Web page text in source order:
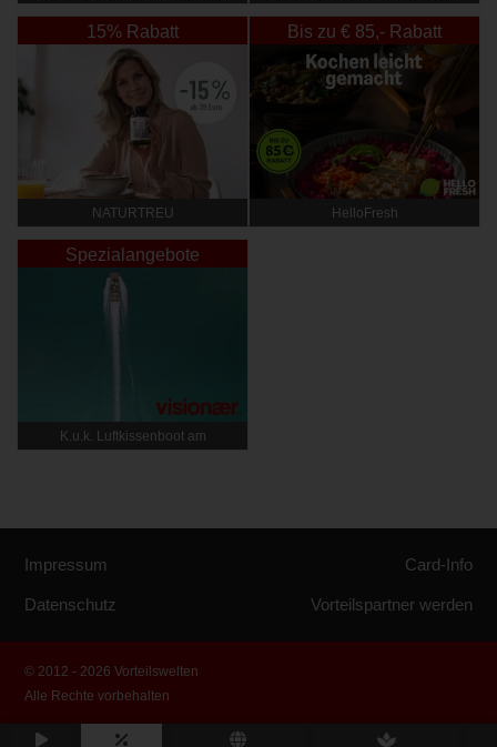
15% Rabatt
NATURTREU
Bis zu € 85,- Rabatt
HelloFresh
Spezialangebote
K.u.k. Luftkissenboot am
Impressum
Datenschutz
Card-Info
Vorteilspartner werden
© 2012 - 2026 Vorteilswelten
Alle Rechte vorbehalten